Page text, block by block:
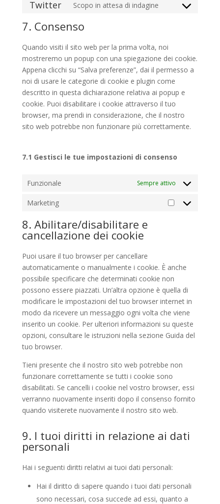
maps
service
Twitter Scopo in attesa di indagine
Consent
twitter
7. Consenso
Quando visiti il sito web per la prima volta, noi
mostreremo un popup con una spiegazione dei cookie.
Appena clicchi su “Salva preferenze”, dai il permesso a
noi di usare le categorie di cookie e plugin come
descritto in questa dichiarazione relativa ai popup e
cookie. Puoi disabilitare i cookie attraverso il tuo
browser, ma prendi in considerazione, che il nostro
sito web potrebbe non funzionare più correttamente.
7.1 Gestisci le tue impostazioni di consenso
Funzionale Sempre attivo
Marketing
Marketing
8. Abilitare/disabilitare e
cancellazione dei cookie
Puoi usare il tuo browser per cancellare
automaticamente o manualmente i cookie. È anche
possibile specificare che determinati cookie non
possono essere piazzati. Un’altra opzione è quella di
modificare le impostazioni del tuo browser internet in
modo da ricevere un messaggio ogni volta che viene
inserito un cookie. Per ulteriori informazioni su queste
opzioni, consultare le istruzioni nella sezione Guida del
tuo browser.
Tieni presente che il nostro sito web potrebbe non
funzionare correttamente se tutti i cookie sono
disabilitati. Se cancelli i cookie nel vostro browser, essi
verranno nuovamente inseriti dopo il consenso fornito
quando visiterete nuovamente il nostro sito web.
9. I tuoi diritti in relazione ai dati
personali
Hai i seguenti diritti relativi ai tuoi dati personali:
Hai il diritto di sapere quando i tuoi dati personali
sono necessari, cosa succede ad essi, quanto a